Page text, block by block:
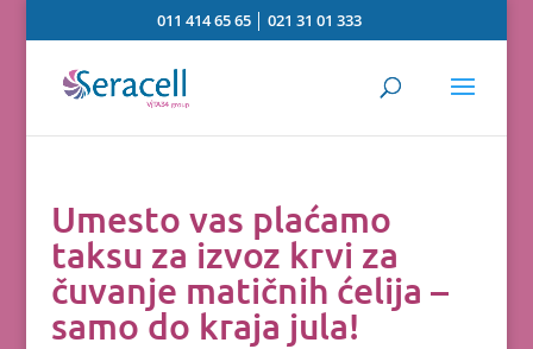
011 414 65 65 │021 31 01 333
Umesto vas plaćamo
taksu za izvoz krvi za
čuvanje matičnih ćelija –
samo do kraja jula!